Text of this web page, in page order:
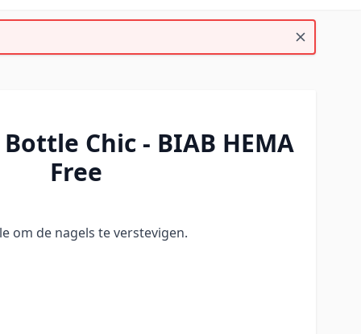
Chic - BIAB HEMA
Free
om de nagels te verstevigen.